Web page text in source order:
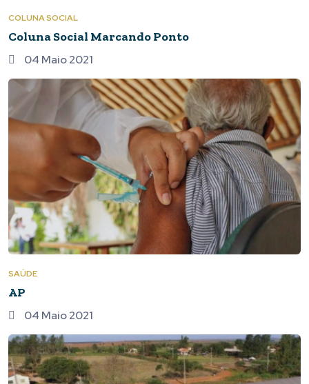
COLUNA SOCIAL
Coluna Social Marcando Ponto
04 Maio 2021
SAÚDE
AP
04 Maio 2021